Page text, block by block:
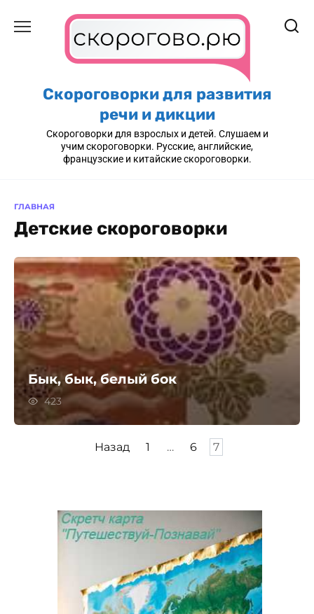
содержанию
Скороговорки для развития
речи и дикции
Скороговорки для взрослых и детей. Слушаем и
учим скороговорки. Русские, английские,
французские и китайские скороговорки.
ГЛАВНАЯ
Детские скороговорки
Бык, бык, белый бок
423
Назад 1 … 6 7